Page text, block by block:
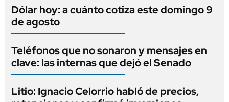
Dólar hoy: a cuánto cotiza este domingo 9
de agosto
Teléfonos que no sonaron y mensajes en
clave: las internas que dejó el Senado
Litio: Ignacio Celorrio habló de precios,